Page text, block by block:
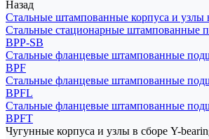
Назад
Стальные штампованные корпуса и узлы
Стальные стационарные штампованные
BPP-SB
Стальные фланцевые штампованные
BPF
Стальные фланцевые штампованные
BPFL
Стальные фланцевые штампованные
BPFT
Чугунные корпуса и узлы в сборе Y-